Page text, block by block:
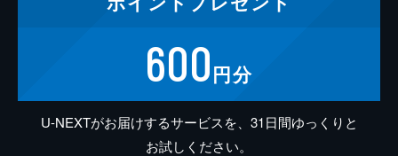
600円分
U-NEXTがお届けするサービスを、31日間ゆっくりと
お試しください。